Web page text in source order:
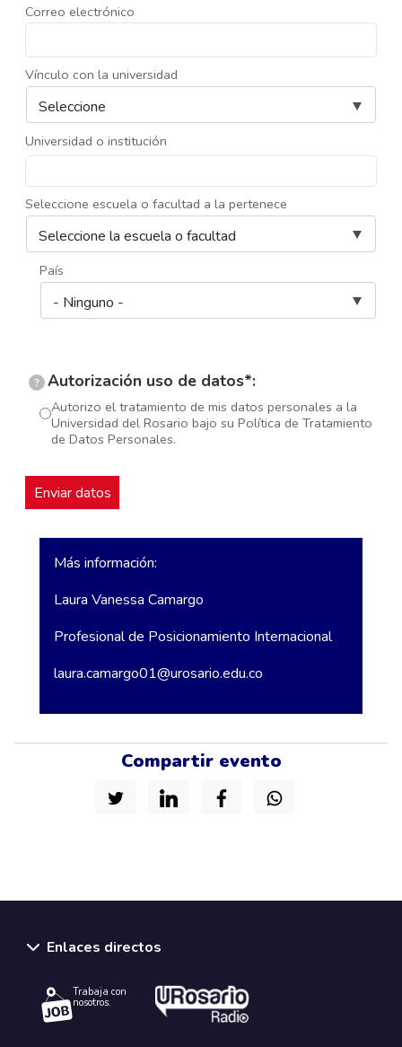
Correo electrónico
Vínculo con la universidad
Universidad o institución
Seleccione escuela o facultad a la pertenece
País
? Autorización uso de datos*:
Autorizo el tratamiento de mis datos personales a la
Universidad del Rosario bajo su Política de Tratamiento
de Datos Personales.
Más información:
Laura Vanessa Camargo
Profesional de Posicionamiento Internacional
laura.camargo01@urosario.edu.co
Compartir evento
Enlaces directos
Trabaja con
nosotros.